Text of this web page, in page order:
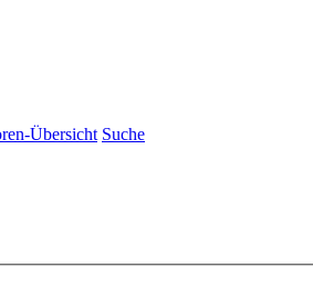
Übersicht Suche